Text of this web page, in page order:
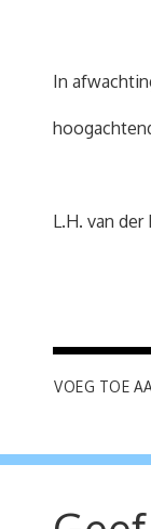
In
L.H. van der
VOEG TOE